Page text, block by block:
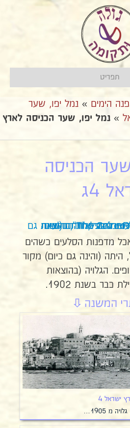
תפריט
הימים » נמל יפו, שער
» נמל יפו, שער הכניסה לארץ
הכניסה
4ג
מדפנות הסלעים כשהים
(והינה גם כיום) מקור
הגלויה (בהוצאות
כבר בשנת 1902.
ישראל 4
מ 1905…